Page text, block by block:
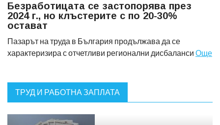
Безработицата се застопорява през
2024 г., но клъстерите с по 20-30%
остават
Пазарът на труда в България продължава да се
характеризира с отчетливи регионални дисбаланси Още
ТРУД И РАБОТНА ЗАПЛАТА